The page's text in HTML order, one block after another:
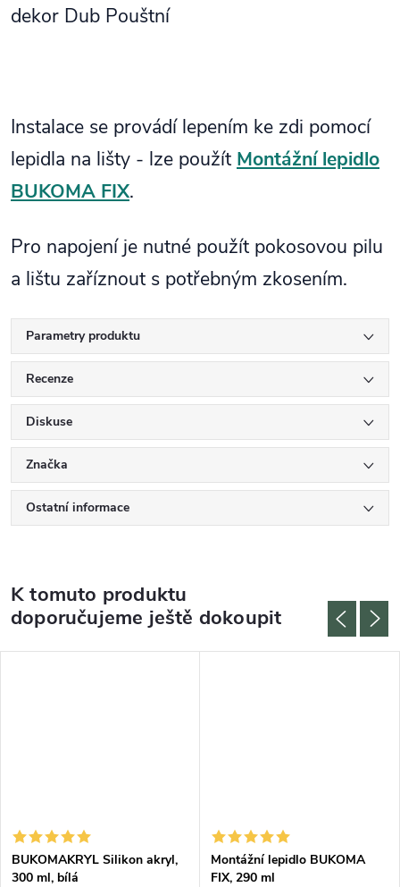
dekor Dub Pouštní
Instalace se provádí lepením ke zdi pomocí
lepidla na lišty - lze použít Montážní lepidlo
BUKOMA FIX.
Pro napojení je nutné použít pokosovou pilu
a lištu zaříznout s potřebným zkosením.
Parametry produktu
Recenze
Diskuse
Značka
Ostatní informace
K tomuto produktu
doporučujeme ještě dokoupit
BUKOMAKRYL Silikon akryl,
300 ml, bílá
Montážní lepidlo BUKOMA
FIX, 290 ml